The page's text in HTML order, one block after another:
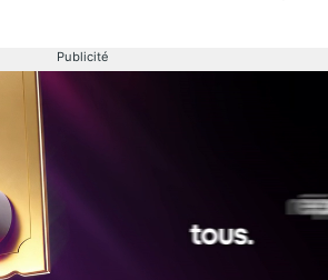
Publicité